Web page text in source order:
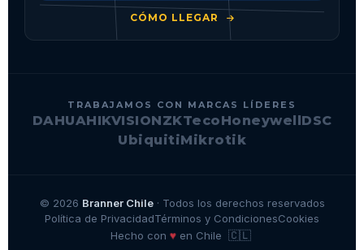
CÓMO LLEGAR
TRABAJAMOS CON MARCAS LÍDERES
DAHUAHIKVISIONZKTecoHoneywellDSC
UbiquitiMikrotik
© 2026 Branner Chile· Todos los derechos reservados
Política de PrivacidadTérminos y CondicionesCookies
Hecho con ♥en Chile 🇨🇱